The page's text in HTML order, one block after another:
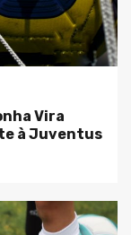
Vira
à Juventus